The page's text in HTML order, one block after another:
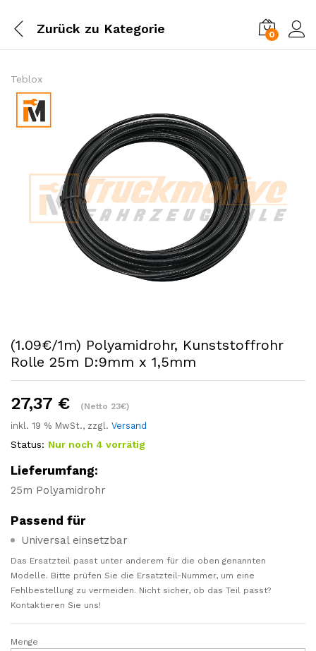
Zurück zu Kategorie 0
Teblox
(1.09€/1m) Polyamidrohr, Kunststoffrohr
Rolle 25m D:9mm x 1,5mm
27,37 € (Netto 23€)
inkl. 19 % MwSt., zzgl. Versand
Status: Nur noch 4 vorrätig
Lieferumfang:
25m Polyamidrohr
Passend für
Universal einsetzbar
Das Ersatzteil passt unter anderem für die oben genannten
Modelle. Bitte prüfen Sie die Ersatzteil-Nummer, um eine
Fehlbestellung zu vermeiden. Nicht sicher, ob das Teil passt?
Kontaktieren Sie uns!
(1.09€/1m)
Menge